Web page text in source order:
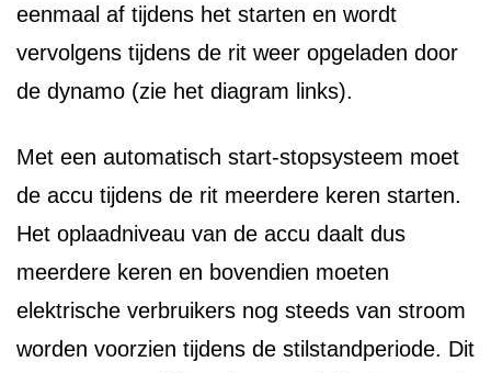
eenmaal af tijdens het starten en wordt
vervolgens tijdens de rit weer opgeladen door
de dynamo (zie het diagram links).
Met een automatisch start-stopsysteem moet
de accu tijdens de rit meerdere keren starten.
Het oplaadniveau van de accu daalt dus
meerdere keren en bovendien moeten
elektrische verbruikers nog steeds van stroom
worden voorzien tijdens de stilstandperiode. Dit